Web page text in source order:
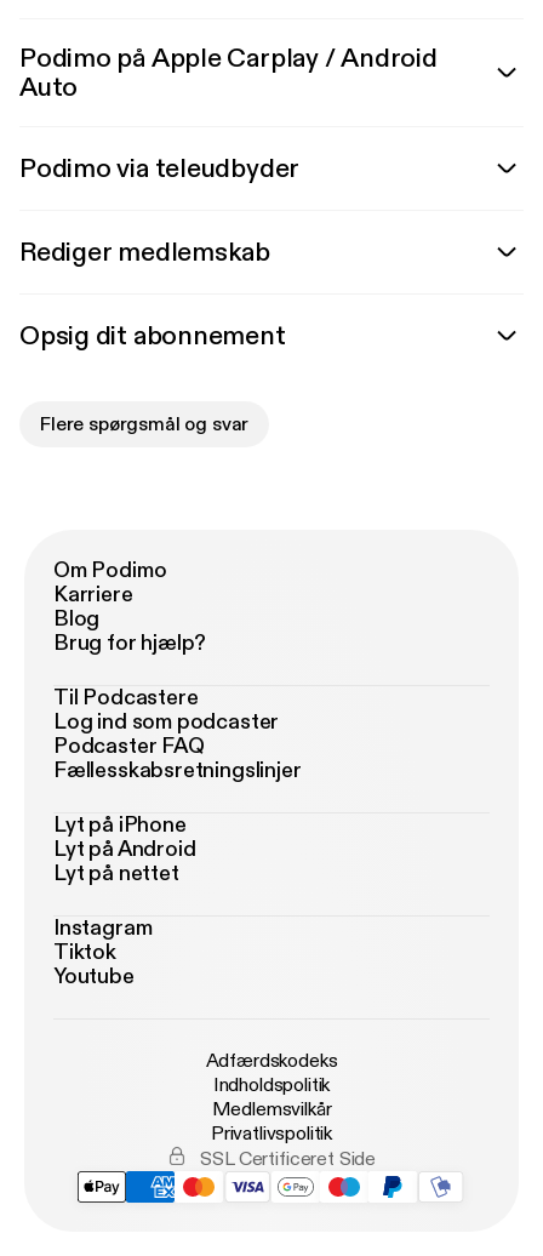
Podimo på Apple Carplay / Android
Auto
Podimo via teleudbyder
Rediger medlemskab
Opsig dit abonnement
Flere spørgsmål og svar
Om Podimo
Karriere
Blog
Brug for hjælp?
Til Podcastere
Log ind som podcaster
Podcaster FAQ
Fællesskabsretningslinjer
Lyt på iPhone
Lyt på Android
Lyt på nettet
Instagram
Tiktok
Youtube
Adfærdskodeks
Indholdspolitik
Medlemsvilkår
Privatlivspolitik
SSL Certificeret Side